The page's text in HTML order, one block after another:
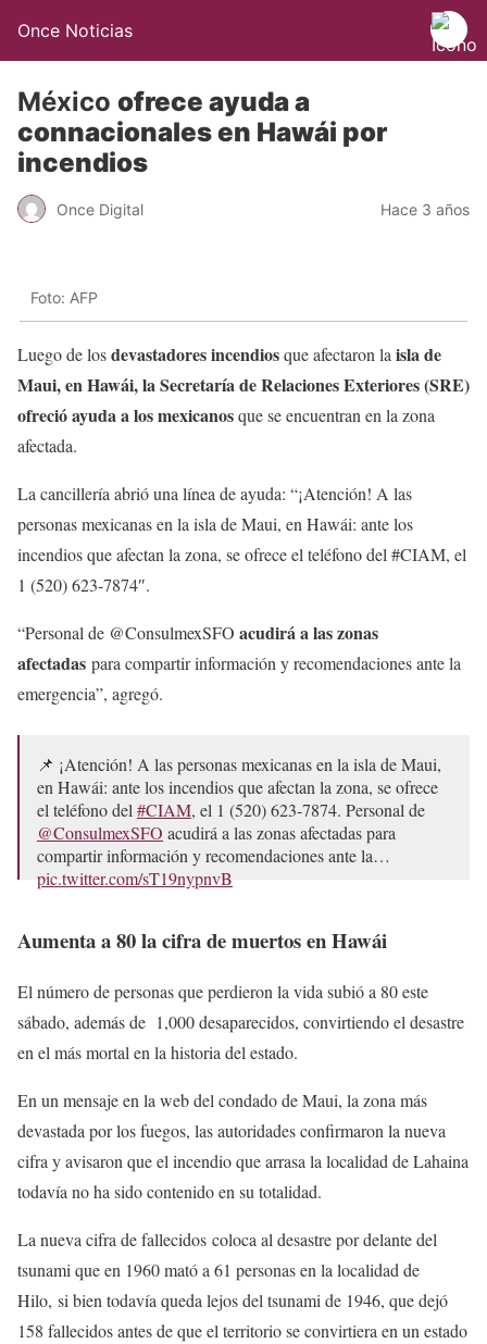
Once Noticias
México ofrece ayuda a
connacionales en Hawái por
incendios
Once Digital Hace 3 años
Foto: AFP
Luego de losdevastadores incendiosque afectaron la isla de
Maui, en Hawái, la Secretaría de Relaciones Exteriores (SRE)
ofreció ayuda a los mexicanosque se encuentran en la zona
afectada.
La cancillería abrió una línea de ayuda: “¡Atención! A las
personas mexicanas en la isla de Maui, en Hawái: ante los
incendios que afectan la zona, se ofrece el teléfono del #CIAM, el
1 (520) 623-7874″.
“Personal de @ConsulmexSFO acudirá a las zonas
afectadas para compartir información y recomendaciones ante la
emergencia”, agregó.
📌 ¡Atención! A las personas mexicanas en la isla de Maui,
en Hawái: ante los incendios que afectan la zona, se ofrece
el teléfono del #CIAM, el 1 (520) 623-7874. Personal de
@ConsulmexSFO acudirá a las zonas afectadas para
compartir información y recomendaciones ante la…
pic.twitter.com/sT19nypnvB
Aumenta a 80 la cifra de muertos en Hawái
El número de personas que perdieron la vida subió a 80 este
sábado, además de 1,000 desaparecidos, convirtiendo el desastre
en el más mortal en la historia del estado.
En un mensaje en la web del condado de Maui, la zona más
devastada por los fuegos, las autoridades confirmaron la nueva
cifra y avisaron que el incendio que arrasa la localidad de Lahaina
todavía no ha sido contenido en su totalidad.
La nueva cifra de fallecidos coloca al desastre por delante del
tsunami que en 1960 mató a 61 personas en la localidad de
Hilo, si bien todavía queda lejos del tsunami de 1946, que dejó
158 fallecidos antes de que el territorio se convirtiera en un estado